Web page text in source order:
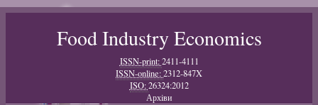
Food Industry Economics
ISSN-print:2411-4111
ISSN-online:2312-847X
ISO:26324:2012
Архiви